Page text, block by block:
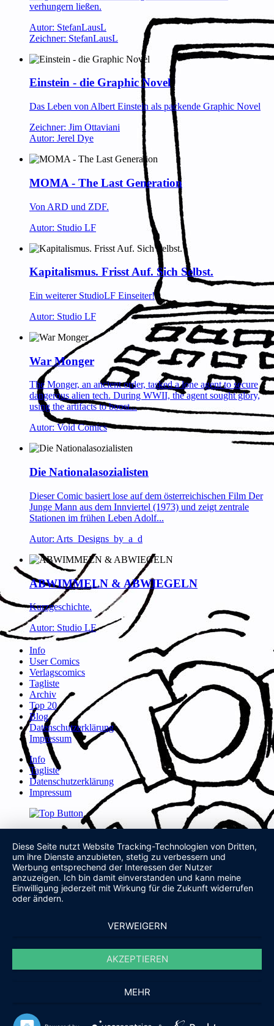
verhungern ließen.
Autor: StefanLausL
Zeichner: StefanLausL
Einstein - die Graphic Novel
Das Leben von Albert Einstein als packende Graphic Novel
Zeichner: Jim Ottaviani
Autor: Jerel Dye
MOMA - The Last Generation
Von ARD und ZDF.
Autor: Studio LF
Kapitalismus. Frisst Auf. Sich Selbst.
Ein weiterer StudioLF Einseiter!
Autor: Studio LF
War Monger
The Monger, an ancient order, tasked a lone agent to secure
dangerous alien tech. During WWII, the agent sought glory,
using the artifacts to boost...
Autor: Void Comics
Die Nationalasozialisten
Dieser Comic basiert lose auf dem österreichischen Film Der
Junge Mann aus dem Innviertel (1973) und zeigt zentrale
Stationen im frühen Leben Adolf...
Autor: Arts_Designs_by_a_d
ABWIMMELN & ABWIEGELN
Kurzgeschichte.
Autor: Studio LF
Info
User Comics
Verlagscomics
Tagliste
Archiv
Top 20
Blog
Datenschutzerklärung
Impressum
Info
Tagliste
Datenschutzerklärung
Impressum
Diese Seite nutzt Website Tracking-Technologien von Dritten,
um ihre Dienste anzubieten, stetig zu verbessern und
Werbung entsprechend der Interessen der Nutzer
anzuzeigen. Ich bin damit einverstanden und kann meine
Einwilligung jederzeit mit Wirkung für die Zukunft widerrufen
oder ändern.
VERWEIGERN
AKZEPTIEREN
MEHR